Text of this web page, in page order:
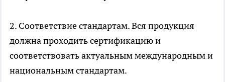
2. Соответствие стандартам. Вся продукция
должна проходить сертификацию и
соответствовать актуальным международным и
национальным стандартам.